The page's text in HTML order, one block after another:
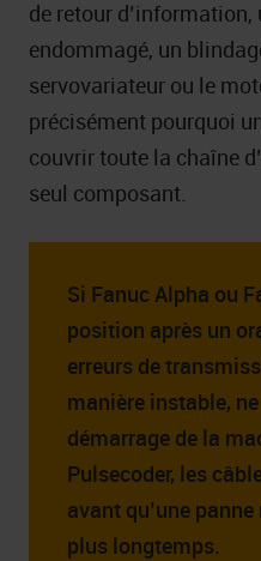
de retour d’information,
endommagé, un
servovariateur ou le
précisément pourquoi
couvrir toute la chaîne
seul composant.
Si Fanuc Alpha ou
position après un
erreurs de
manière instable,
démarrage de la
Pulsecoder, les
avant qu’une
plus longtemps.